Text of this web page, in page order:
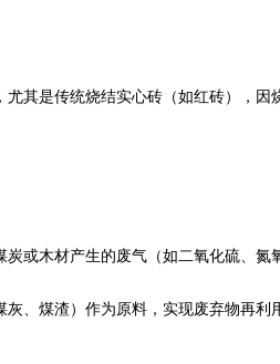
是传统烧结实心砖（如红砖），因
木材产生的废气（如二氧化硫、氮
煤渣）作为原料，实现废弃物再利